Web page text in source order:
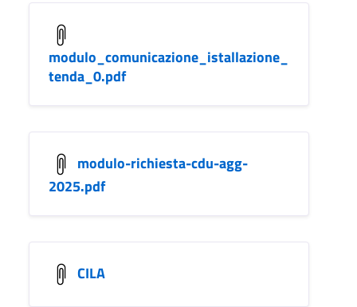
modulo_comunicazione_istallazione_
tenda_0.pdf
modulo-richiesta-cdu-agg-
2025.pdf
CILA